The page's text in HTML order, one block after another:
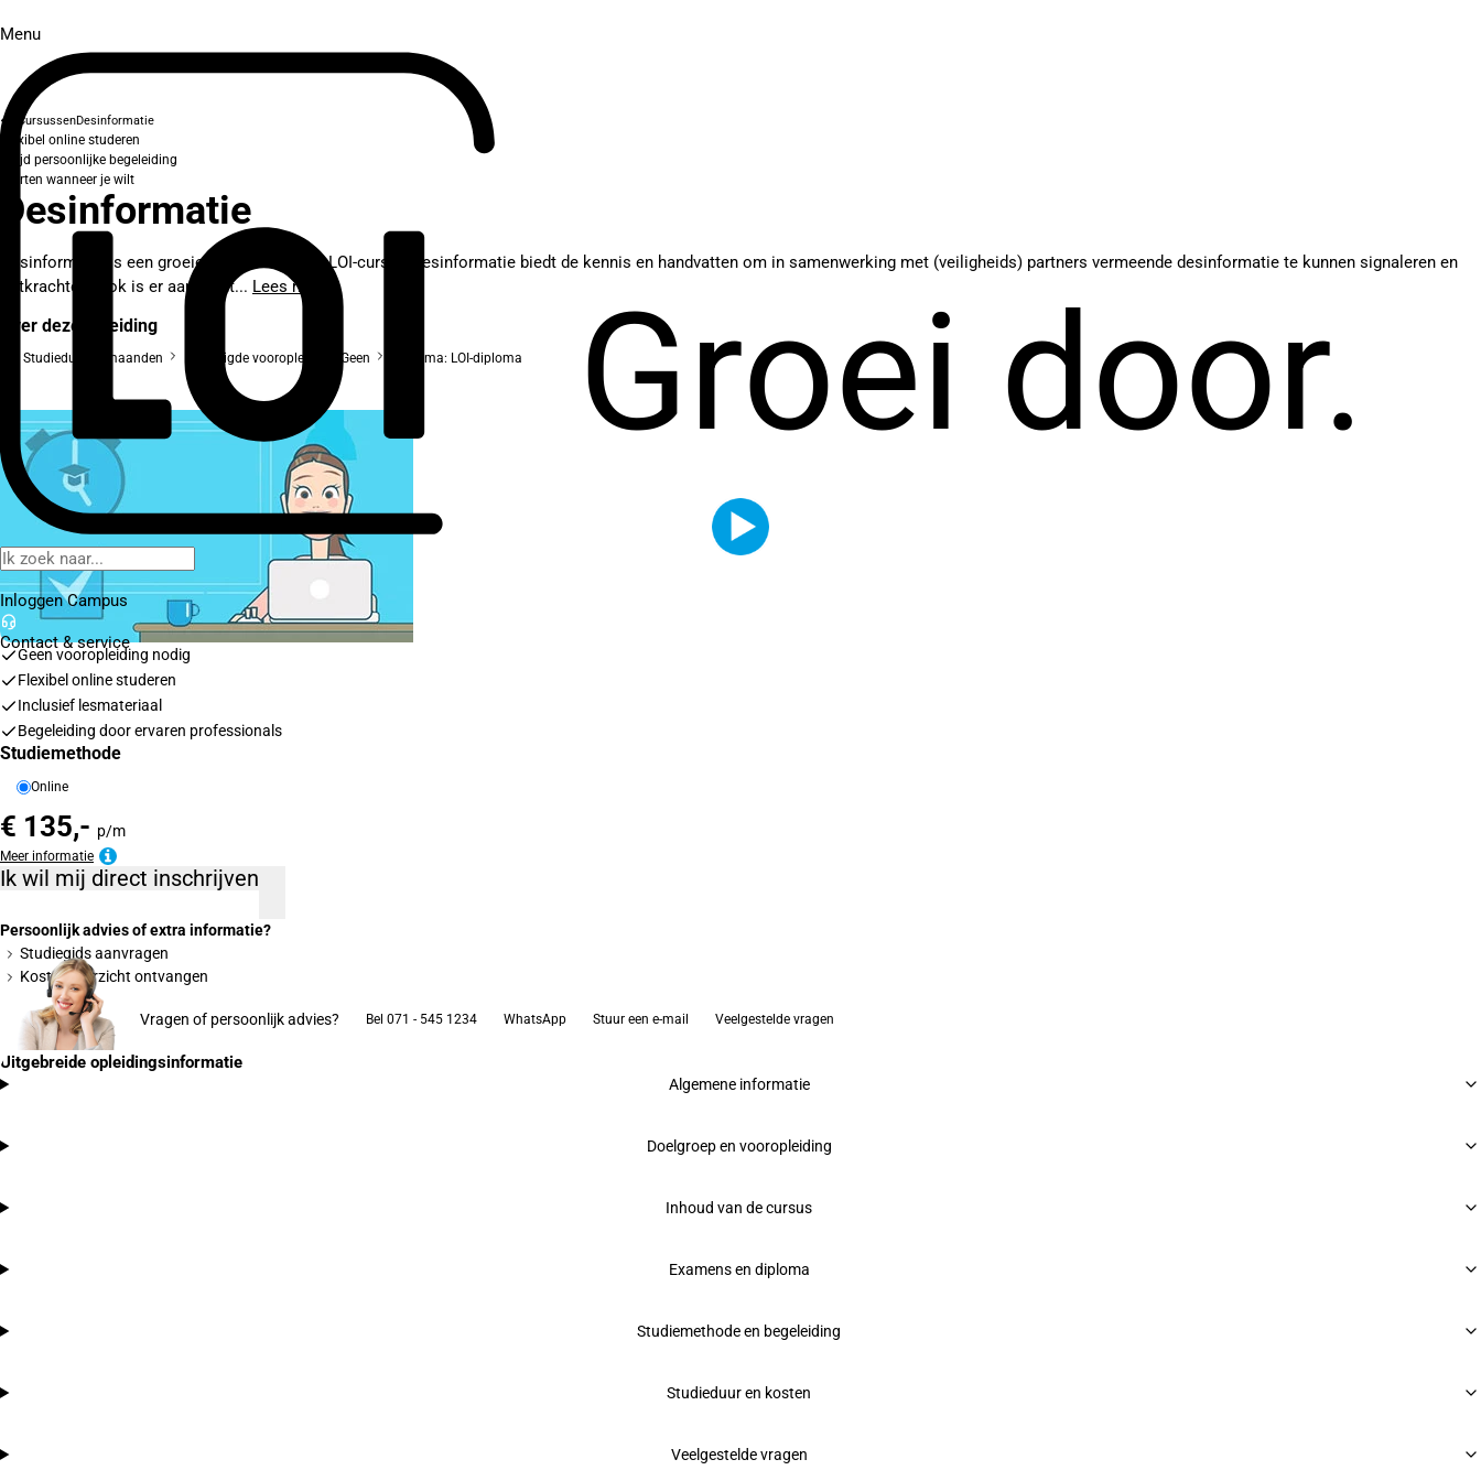
Menu
Groei door.
Inloggen Campus
Contact& service
CursussenDesinformatie
Flexibel online studeren
Altijd persoonlijke begeleiding
Starten wanneer je wilt
Desinformatie
Desinformatie is een groeiend probleem. De LOI-cursus Desinformatie biedt de kennis en handvatten om in samenwerking met (veiligheids) partners vermeende desinformatie te kunnen signaleren en
ontkrachten. Ook is er aandacht... Lees meer
Over deze opleiding
Studieduur: 4 maanden Benodigde vooropleiding: Geen Diploma: LOI-diploma
Geen vooropleiding nodig
Flexibel online studeren
Inclusief lesmateriaal
Begeleiding door ervaren professionals
Studiemethode
Online
€ 135,- p/m
Meer informatie
Ik wil mij direct inschrijven
Persoonlijk advies of extra informatie?
Studiegids aanvragen
Kostenoverzicht ontvangen
Vragen of persoonlijk advies? Bel 071 - 545 1234 WhatsApp Stuur een e-mail Veelgestelde vragen
Uitgebreide opleidingsinformatie
Algemene informatie
Doelgroep en vooropleiding
Inhoud van de cursus
Examens en diploma
Studiemethode en begeleiding
Studieduur en kosten
Veelgestelde vragen